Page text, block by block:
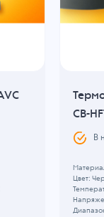
CB-
В
Цвет: